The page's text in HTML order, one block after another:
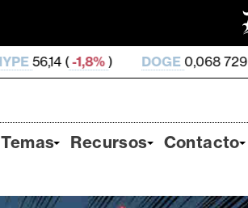
DOGE0,068 729 ( -1,94%) LEO
Temas Recursos Contacto